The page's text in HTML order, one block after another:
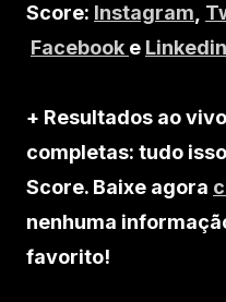
Score: Instagram,
Facebook e Linkedin
+ Resultados ao
completas: tudo
Score. Baixe agora
nenhuma
favorito!